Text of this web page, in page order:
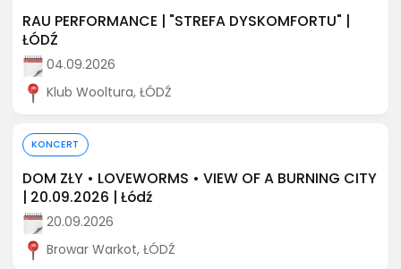
RAU PERFORMANCE | "STREFA DYSKOMFORTU" |
ŁÓDŹ
04.09.2026
Klub Wooltura, ŁÓDŹ
KONCERT
DOM ZŁY • LOVEWORMS • VIEW OF A BURNING CITY
| 20.09.2026 | Łódź
20.09.2026
Browar Warkot, ŁÓDŹ